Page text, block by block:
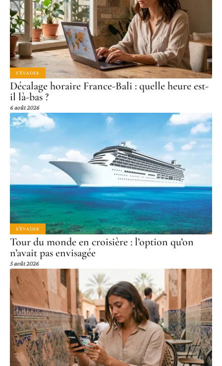
S'ÉVADER
Décalage horaire France-Bali : quelle heure est-
il là-bas ?
6 août 2026
S'ÉVADER
Tour du monde en croisière : l’option qu’on
n’avait pas envisagée
5 août 2026